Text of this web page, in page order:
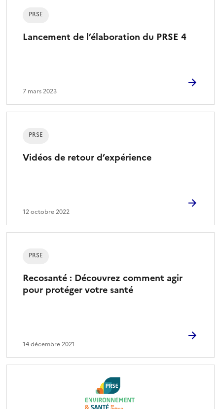
Lancement de l’élaboration du PRSE 4
PRSE
7 mars 2023
Vidéos de retour d’expérience
PRSE
12 octobre 2022
Recosanté : Découvrez comment agir
pour protéger votre santé
PRSE
14 décembre 2021